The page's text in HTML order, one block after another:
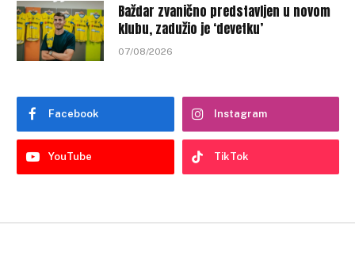
Baždar zvanično predstavljen u novom
klubu, zadužio je ‘devetku’
07/08/2026
Facebook Instagram
YouTube TikTok